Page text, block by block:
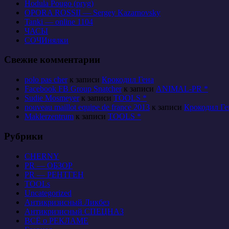
Hodula Pougo (pryg)
OPORA ROSSII — Sergey Kazarnovsky
Tanki — online 1104
ЧАСЫ
СОЧИнялки
Свежие комментарии
polo pas cherк записи Крокодил Гена
Facebook FB Group Snatcherк записи ANIMAL-PR *
Sudie Mosmeyerк записи TOOLS *
nouveau maillot equipe de france 2013 к записи Крокодил
Maklerzentrum к записи TOOLS *
Рубрики
CHERNY
PR — ОБЗОР
PR — РЕНТГЕН
TOOLs
Uncategorized
Антикризисный Ликбез
Антикризисный СПЕЦНАЗ
ВСЁ о РЕКЛАМЕ